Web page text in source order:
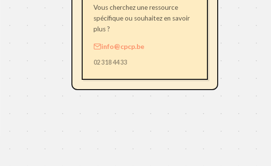
Vous cherchez une ressource
spécifique ou souhaitez en savoir
plus ?
info@cpcp.be
02 318 44 33